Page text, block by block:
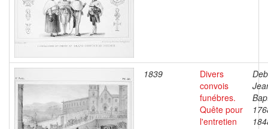
1839
Divers
convois
funébres.
Quête pour
l'entretien